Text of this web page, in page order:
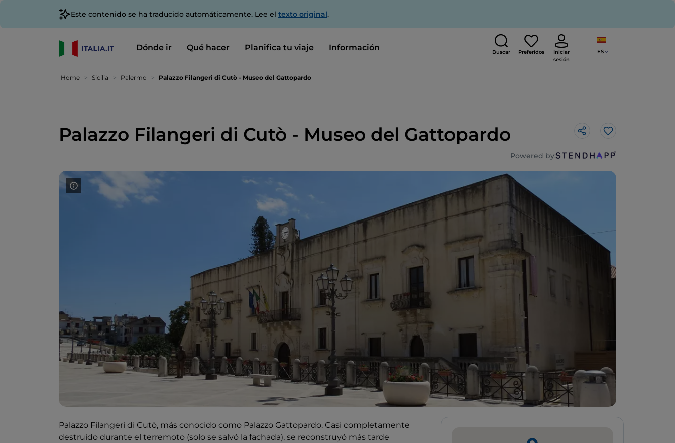
Este contenido se ha traducido automáticamente. Lee el texto original.
Dónde ir Qué hacer Planifica tu viaje Información Buscar Preferidos
Iniciar
sesión
ES
Home Sicilia Palermo Palazzo Filangeri di Cutò - Museo del Gattopardo
Palazzo Filangeri di Cutò - Museo del Gattopardo Me gusta
Powered by:
Palazzo Filangeri di Cutò, más conocido como Palazzo Gattopardo. Casi completamente
destruido durante el terremoto (solo se salvó la fachada), se reconstruyó más tarde